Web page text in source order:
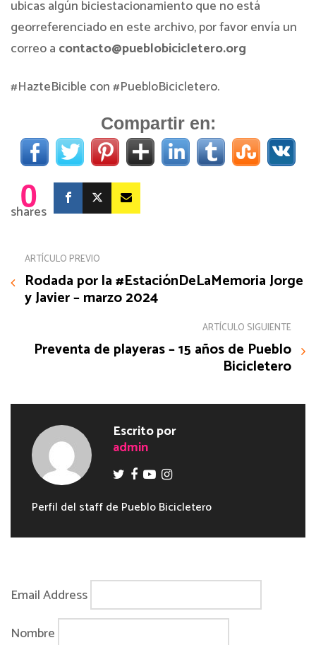
ubicas algún biciestacionamiento que no está
georreferenciado en este archivo, por favor envía un
correo a contacto@pueblobicicletero.org
#HazteBicible con #PuebloBicicletero.
Compartir en:
0
shares
ARTÍCULO PREVIO
Rodada por la #EstaciónDeLaMemoria Jorge
y Javier – marzo 2024
ARTÍCULO SIGUIENTE
Preventa de playeras – 15 años de Pueblo
Bicicletero
Escrito por
admin
Perfil del staff de Pueblo Bicicletero
Email Address
Nombre